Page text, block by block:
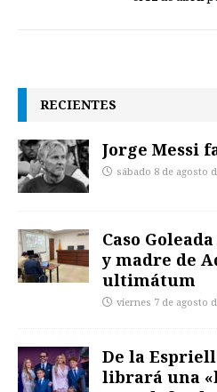
RECIENTES
Jorge Messi
sábado 8 de agosto
Caso
y madre de
ultimátum
viernes 7 de agosto
De la
librará una